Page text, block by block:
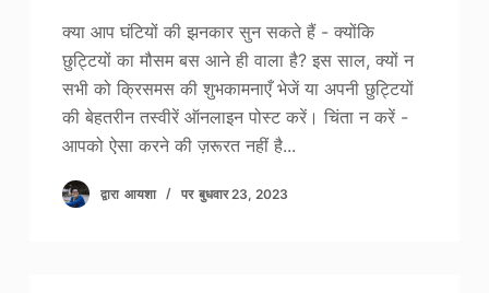
क्या आप घंटियों की झनकार सुन सकते हैं - क्योंकि
छुट्टियों का मौसम बस आने ही वाला है? इस साल, क्यों न
सभी को क्रिसमस की शुभकामनाएँ भेजें या अपनी छुट्टियों
की बेहतरीन तस्वीरें ऑनलाइन पोस्ट करें। चिंता न करें -
आपको ऐसा करने की ज़रूरत नहीं है...
द्वारा आयशा पर बुधवार 23, 2023